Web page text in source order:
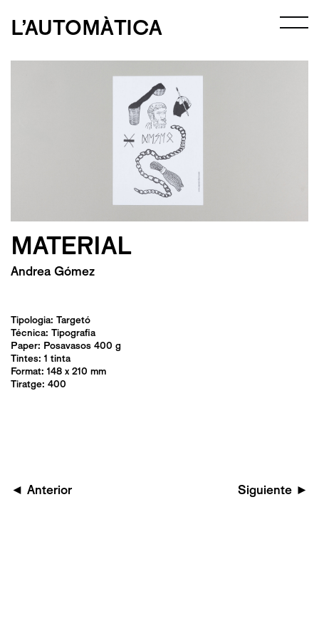
L’AUTOMÀTICA
MATERIAL
Andrea Gómez
Tipologia: Targetó
Técnica: Tipografia
Paper: Posavasos 400 g
Tintes: 1 tinta
Format: 148 x 210 mm
Tiratge: 400
◄ Anterior Siguiente ►